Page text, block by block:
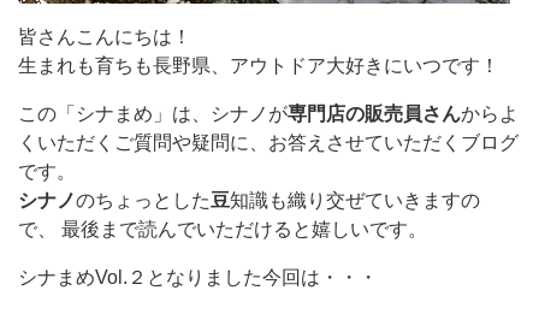
皆さんこんにちは！
生まれも育ちも長野県、アウトドア大好きにいつです！
この「シナまめ」は、シナノが専門店の販売員さんからよ
くいただくご質問や疑問に、お答えさせていただくブログ
です。
シナノのちょっとした豆知識も織り交ぜていきますの
で、 最後まで読んでいただけると嬉しいです。
シナまめVol.２となりました今回は・・・